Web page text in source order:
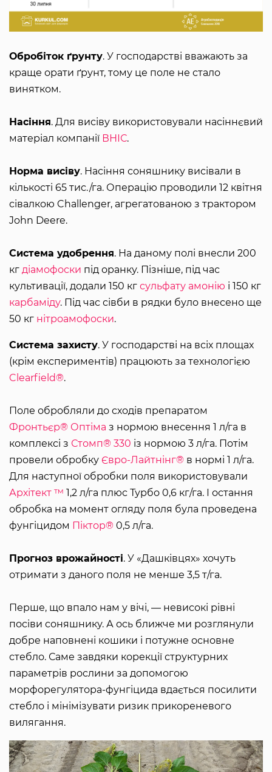
Обробіток ґрунту. У господарстві вважають за
краще орати ґрунт, тому це поле не стало
винятком.
Насіння. Для висіву використовували насіннєвий
матеріал компанії ВНІС.
Норма висіву. Насіння соняшнику висівали в
кількості 65 тис./га. Операцію проводили 12 квітня
сівалкою Challenger, агрегатованою з трактором
John Deere.
Система удобрення. На даному полі внесли 200
кг діамофоски під оранку. Пізніше, під час
культивації, додали 150 кг сульфату амонію і 150 кг
карбаміду. Під час сівби в рядки було внесено ще
50 кг нітроамофоски.
Система захисту. У господарстві на всіх площах
(крім експериментів) працюють за технологією
Clearfield®.
Поле обробляли до сходів препаратом
Фронтьєр® Оптіма з нормою внесення 1 л/га в
комплексі з Стомп® 330 із нормою 3 л/га. Потім
провели обробку Євро-Лайтнінг® в нормі 1 л/га.
Для наступної обробки поля використовували
Архітект ™ 1,2 л/га плюс Турбо 0,6 кг/га. І остання
обробка на момент огляду поля була проведена
фунгіцидом Піктор® 0,5 л/га.
Прогноз врожайності. У «Дашківцях» хочуть
отримати з даного поля не менше 3,5 т/га.
Перше, що впало нам у вічі, — невисокі рівні
посіви соняшнику. А ось ближче ми розглянули
добре наповнені кошики і потужне основне
стебло. Саме завдяки корекції структурних
параметрів рослини за допомогою
морфорегулятора-фунгіцида вдається посилити
стебло і мінімізувати ризик прикореневого
вилягання.